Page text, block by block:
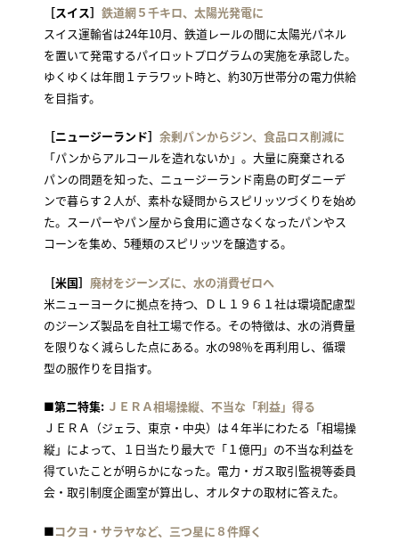
［スイス］ 鉄道網５千キロ、太陽光発電に
スイス運輸省は24年10月、鉄道レールの間に太陽光パネル
を置いて発電するパイロットプログラムの実施を承認した。
ゆくゆくは年間１テラワット時と、約30万世帯分の電力供給
を目指す。
［ニュージーランド］ 余剰パンからジン、食品ロス削減に
「パンからアルコールを造れないか」。大量に廃棄される
パンの問題を知った、ニュージーランド南島の町ダニーデ
ンで暮らす２人が、素朴な疑問からスピリッツづくりを始め
た。スーパーやパン屋から食用に適さなくなったパンやス
コーンを集め、5種類のスピリッツを醸造する。
［米国］ 廃材をジーンズに、水の消費ゼロへ
米ニューヨークに拠点を持つ、ＤＬ１９６１社は環境配慮型
のジーンズ製品を自社工場で作る。その特徴は、水の消費量
を限りなく減らした点にある。水の98％を再利用し、循環
型の服作りを目指す。
■第二特集: ＪＥＲＡ相場操縦、不当な「利益」得る
ＪＥＲＡ（ジェラ、東京・中央）は４年半にわたる「相場操
縦」によって、１日当たり最大で「１億円」の不当な利益を
得ていたことが明らかになった。電力・ガス取引監視等委員
会・取引制度企画室が算出し、オルタナの取材に答えた。
■コクヨ・サラヤなど、三つ星に８件輝く